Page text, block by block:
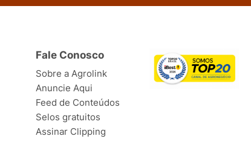
Fale Conosco
Sobre a Agrolink
Anuncie Aqui
Feed de Conteúdos
Selos gratuitos
Assinar Clipping